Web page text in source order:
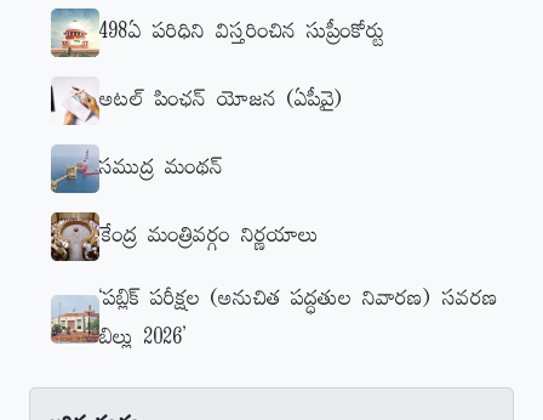
498ఏ పరిధిని విస్తరించిన సుప్రీంకోర్టు
అటల్‌ పింఛన్‌ యోజన (ఏపీవై)
సముద్ర మంథన్‌
కేంద్ర మంత్రివర్గం నిర్ణయాలు
‘పబ్లిక్‌ పరీక్షల (అనుచిత పద్ధతుల నివారణ) సవరణ
బిల్లు 2026’